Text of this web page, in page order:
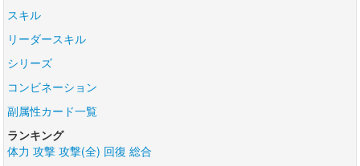
スキル
リーダースキル
シリーズ
コンビネーション
副属性カード一覧
ランキング
体力 攻撃 攻撃(全) 回復 総合